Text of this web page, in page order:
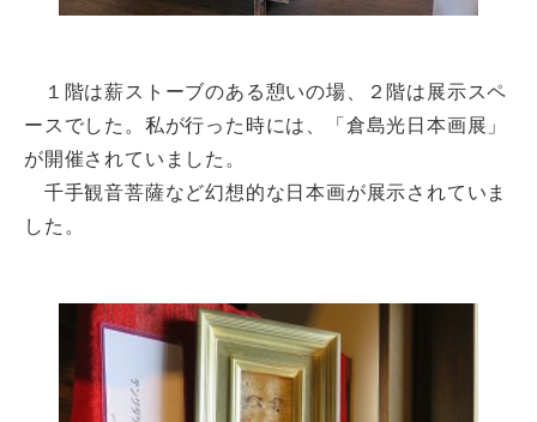
１階は薪ストーブのある憩いの場、２階は展示スペ
ースでした。私が行った時には、「倉島光日本画展」
が開催されていました。
千手観音菩薩など幻想的な日本画が展示されていま
した。